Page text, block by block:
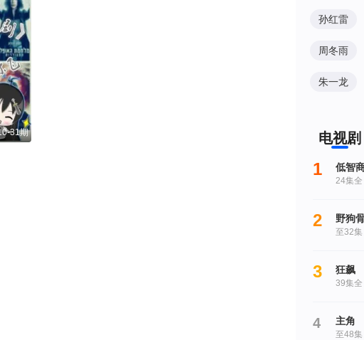
31期
孙红雷
周冬雨
朱一龙
电视剧
1 低智
24集全
2 野狗
至32集
3 狂飙
39集全
4 主角
至48集